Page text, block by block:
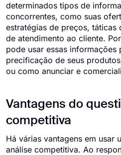
determinados tipos de
concorrentes, como suas
estratégias de preços, táticas
de atendimento ao cliente.
pode usar essas informações
precificação de seus
ou como anunciar e
Vantagens do
competitiva
Há várias vantagens em usar
análise competitiva. Ao